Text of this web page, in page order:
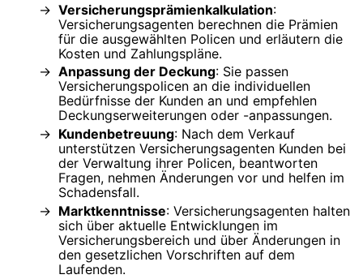
Versicherungsprämienkalkulation:
Versicherungsagenten berechnen die Prämien
für die ausgewählten Policen und erläutern die
Kosten und Zahlungspläne.
Anpassung der Deckung: Sie passen
Versicherungspolicen an die individuellen
Bedürfnisse der Kunden an und empfehlen
Deckungserweiterungen oder -anpassungen.
Kundenbetreuung: Nach dem Verkauf
unterstützen Versicherungsagenten Kunden bei
der Verwaltung ihrer Policen, beantworten
Fragen, nehmen Änderungen vor und helfen im
Schadensfall.
Marktkenntnisse: Versicherungsagenten halten
sich über aktuelle Entwicklungen im
Versicherungsbereich und über Änderungen in
den gesetzlichen Vorschriften auf dem
Laufenden.